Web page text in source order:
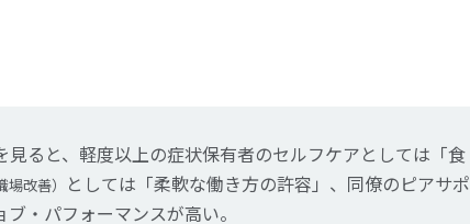
ると、軽度以上の症状保有者のセルフケアとしては「食
改善）
としては「柔軟な働き方の許容」、同僚のピアサポ
・パフォーマンスが高い。